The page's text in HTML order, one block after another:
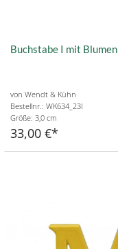
Buchstabe I mit Blumen
von Wendt & Kühn
Bestellnr.: WK634_23I
Größe: 3,0 cm
33,00 €